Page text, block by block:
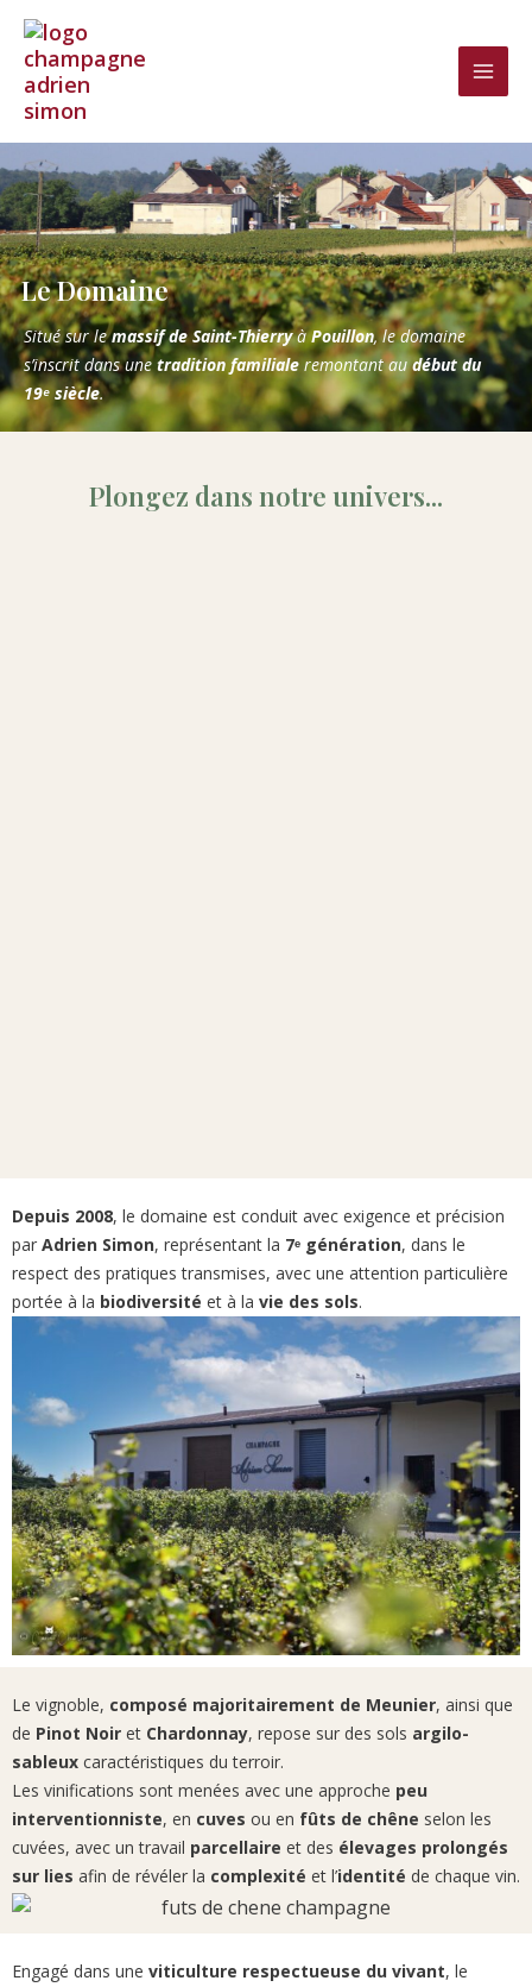
Aller
contenu
Le Domaine
Situé sur lemassif de Saint-ThierryàPouillon, le domaine
s’inscrit dans unetradition familiale remontant audébut du
19ᵉ siècle.
Plongez dans notre univers...
Depuis 2008, le domaine est conduit avec exigence et précision
par Adrien Simon, représentant la 7ᵉ génération, dans le
respect des pratiques transmises, avec une attention particulière
portée à la biodiversité et à la vie des sols.
Le vignoble, composé majoritairement de Meunier, ainsi que
de Pinot Noir et Chardonnay, repose sur des sols argilo-
sableux caractéristiques du terroir.
Les vinifications sont menées avec une approche peu
interventionniste, en cuves ou en fûts de chêne selon les
cuvées, avec un travail parcellaire et des élevages prolongés
sur lies afin de révéler la complexité et l’identité de chaque vin.
Engagé dans une viticulture respectueuse du vivant, le